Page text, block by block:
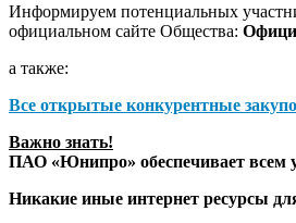
Информируем потенциальных
официальном сайте Общества:
а также:
Все открытые конкурентные
Важно знать!
ПАО «Юнипро» обеспечивает всем
Никакие иные интернет ресурсы